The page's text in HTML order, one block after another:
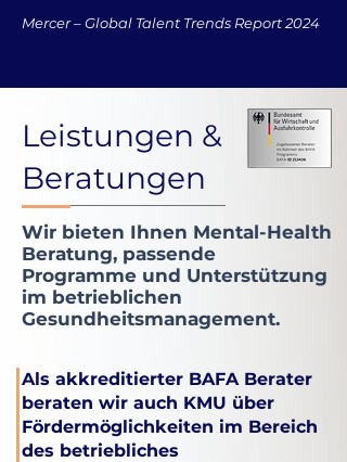
Mercer – Global Talent Trends Report 2024
Leistungen &
Beratungen
Wir bieten Ihnen Mental-Health
Beratung, passende
Programme und Unterstützung
im betrieblichen
Gesundheitsmanagement.
Als akkreditierter BAFA Berater
beraten wir auch KMU über
Fördermöglichkeiten im Bereich
des betriebliches